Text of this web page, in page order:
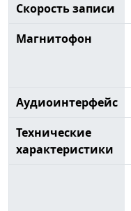
Скорость записи
Магнитофон
Аудиоинтерфейс
Технические
характеристики